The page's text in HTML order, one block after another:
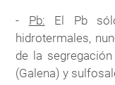
- Pb: El Pb
hidrotermales,
de la
(Galena) y